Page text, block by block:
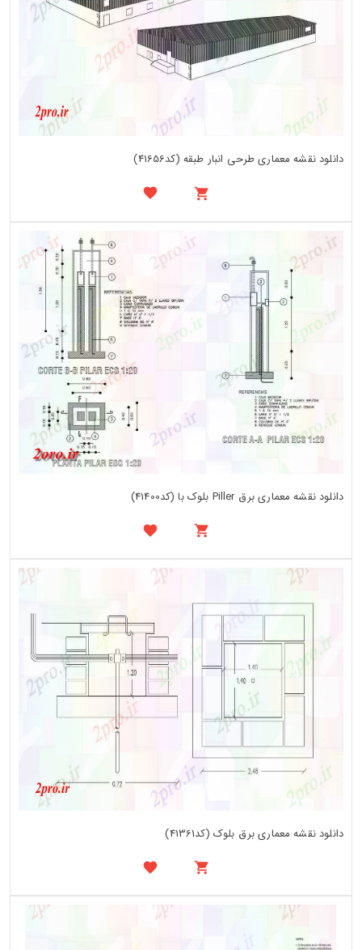
دانلود نقشه معماری طرحی انبار طبقه (کد41656)
دانلود نقشه معماری برق Piller بلوک با (کد41400)
دانلود نقشه معماری برق بلوک (کد41361)